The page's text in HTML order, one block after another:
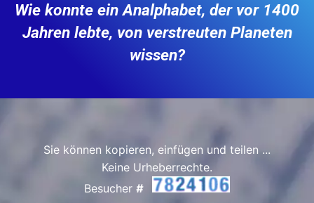
Wie konnte ein Analphabet, der vor 1400
Jahren lebte, von verstreuten Planeten
wissen?
Sie können kopieren, einfügen und teilen ...
Keine Urheberrechte.
Besucher #